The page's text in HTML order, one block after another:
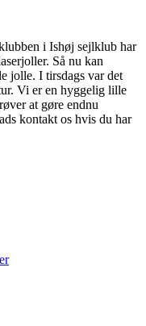
i Ishøj sejlklub har
Så nu kan
jolle. I tirsdags var det
Vi er en hyggelig lille
at gøre endnu
kontakt os hvis du har